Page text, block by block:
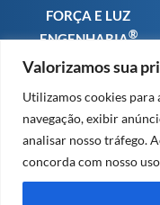
Valorizamos sua
Utilizamos cookies
navegação, exibir
analisar nosso tráfego.
concorda com nosso
FORÇA E LUZ
ENGENHARIA®
25
CREA-RS sob n°
91.569
CREA-SC sob n°